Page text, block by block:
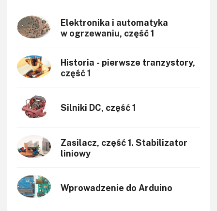
Zasilanie
Elektronika i automatyka
w ogrzewaniu, część 1
Historia - pierwsze tranzystory,
część 1
Silniki DC, część 1
Zasilacz, część 1. Stabilizator
liniowy
Wprowadzenie do Arduino